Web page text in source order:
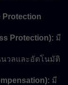
Protection
Protection): มี
วลและอัตโนมัติ
มี